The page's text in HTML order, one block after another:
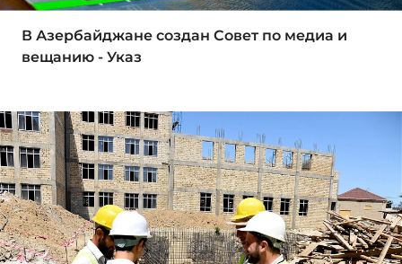
В Азербайджане создан Совет по медиа и
вещанию - Указ